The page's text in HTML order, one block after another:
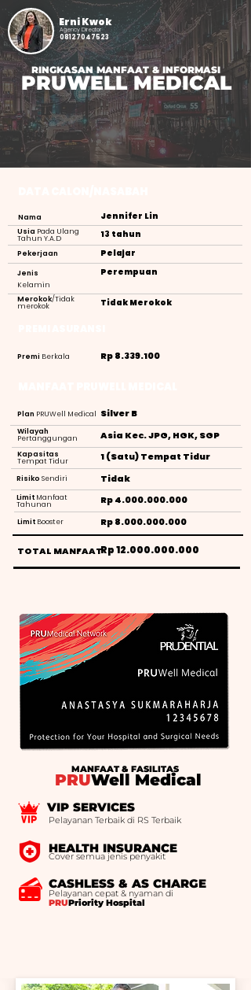
Agency Director
Erni Kwok
08127047523
RINGKASAN MANFAAT & INFORMASI
PRUWELL MEDICAL
Nama Jennifer Lin
Usia Pada Ulang
Tahun Y.A.D 13 tahun
Pekerjaan Pelajar
Jenis
Kelamin
Perempuan
Merokok/Tidak
merokok Tidak Merokok
Premi Berkala Rp8.339.100
Plan PRUWell Medical Silver B
Wilayah
Pertanggungan Asia Kec. JPG, HGK, SGP
Kapasitas
Tempat Tidur 1 (Satu) Tempat Tidur
Risiko Sendiri Tidak
Limit Manfaat
Tahunan Rp4.000.000.000
Limit Booster Rp8.000.000.000
Rp12.000.000.000
TOTAL MANFAAT
MANFAAT & FASILITAS
PRUWell Medical
Pelayanan Terbaik di RS Terbaik
VIP SERVICES
Cover semua jenis penyakit
HEALTH INSURANCE
CASHLESS & AS CHARGE
Pelayanan cepat & nyaman di
PRUPriority Hospital